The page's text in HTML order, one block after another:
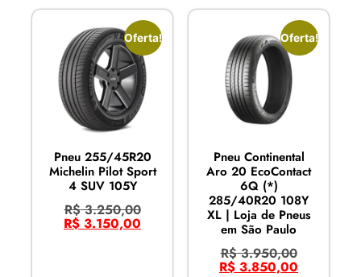
Oferta!
Pneu 255/45R20
Michelin Pilot Sport
4 SUV 105Y
R$3.250,00
R$ 3.150,00
Oferta!
Pneu Continental
Aro 20 EcoContact
6Q (*)
285/40R20 108Y
XL | Loja de Pneus
em São Paulo
R$3.950,00
R$ 3.850,00